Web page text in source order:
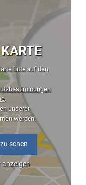
bitte auf den
.
unserer
werden.
sehen
anzeigen